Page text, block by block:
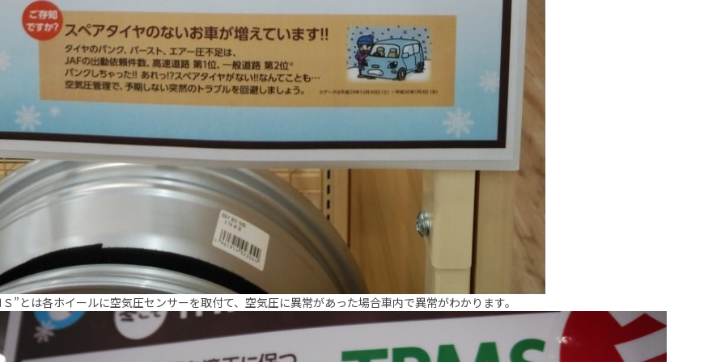
”とは各ホイールに空気圧センサーを取付て、空気圧に異常があった場合車内で異常がわかります。